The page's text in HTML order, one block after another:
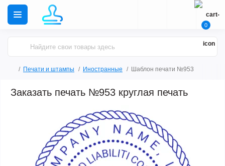
0
Печати и штампы Иностранные Шаблон печати №953
Заказать печать №953 круглая печать